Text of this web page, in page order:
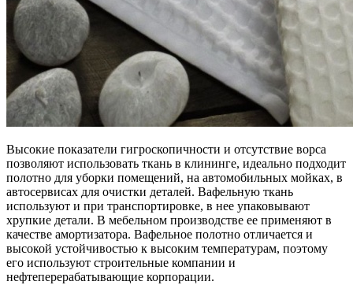
Высокие показатели гигроскопичности и отсутствие ворса
позволяют использовать ткань в клининге, идеально подходит
полотно для уборки помещений, на автомобильных мойках, в
автосервисах для очистки деталей. Вафельную ткань
используют и при транспортировке, в нее упаковывают
хрупкие детали. В мебельном производстве ее применяют в
качестве амортизатора. Вафельное полотно отличается и
высокой устойчивостью к высоким температурам, поэтому
его используют строительные компании и
нефтеперерабатывающие корпорации.